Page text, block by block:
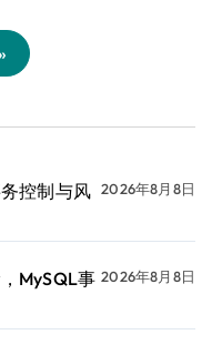
控制与风 2026年8月8日
MySQL事 2026年8月8日